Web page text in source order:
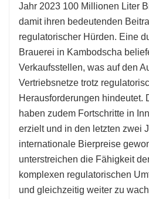
Jahr 2023 100 Millionen Liter
damit ihren bedeutenden
regulatorischer Hürden. Eine
Brauerei in Kambodscha
Verkaufsstellen, was auf den
Vertriebsnetze trotz
Herausforderungen hindeutet.
haben zudem Fortschritte in
erzielt und in den letzten zwei
internationale Bierpreise
unterstreichen die Fähigkeit
komplexen regulatorischen
und gleichzeitig weiter zu